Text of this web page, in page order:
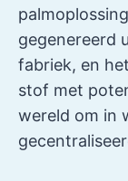
gegenereerd
fabriek, en
stof met
wereld om in